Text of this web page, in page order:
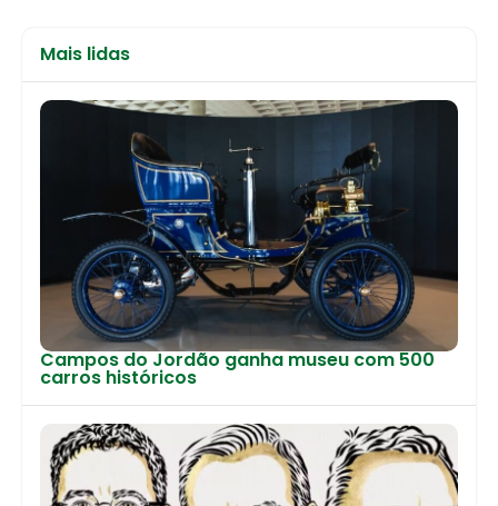
Mais lidas
Campos do Jordão ganha museu com 500
carros históricos